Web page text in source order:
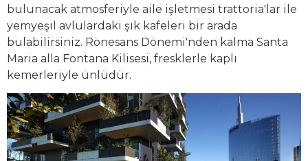
bulunacak atmosferiyle aile işletmesi trattoria'lar ile
yemyeşil avlulardaki şık kafeleri bir arada
bulabilirsiniz. Rönesans Dönemi'nden kalma Santa
Maria alla Fontana Kilisesi, fresklerle kaplı
kemerleriyle ünlüdür.